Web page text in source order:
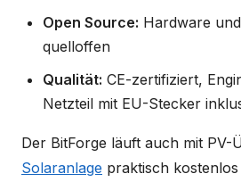
Open Source: Hardware
quelloffen
Qualität: CE-zertifiziert,
Netzteil mit EU-Stecker
Der BitForge läuft auch mit PV-
Solaranlage praktisch